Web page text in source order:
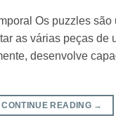
Os puzzles
as várias peças de
desenvolve
CONTINUE READING →